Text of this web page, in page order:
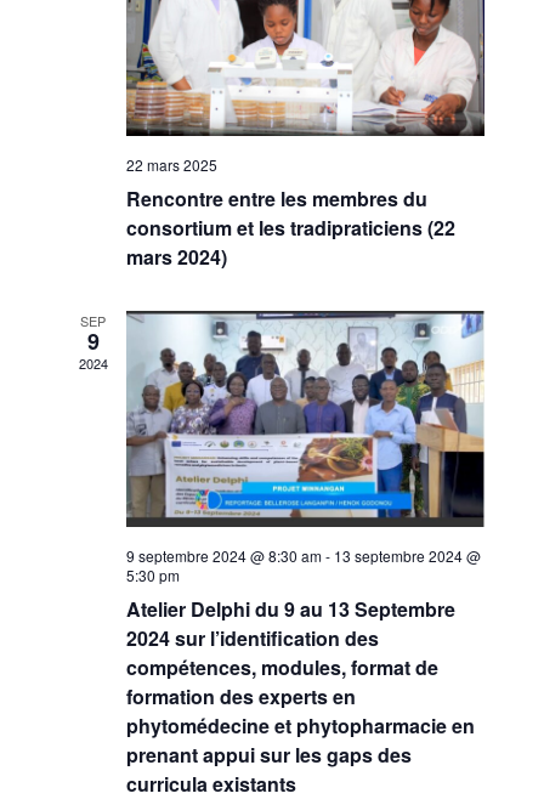
22 mars 2025
Rencontre entre les membres du
consortium et les tradipraticiens (22
mars 2024)
SEP
9
2024
9 septembre 2024 @ 8:30 am- 13 septembre 2024 @
5:30 pm
Atelier Delphi du 9 au 13 Septembre
2024 sur l’identification des
compétences, modules, format de
formation des experts en
phytomédecine et phytopharmacie en
prenant appui sur les gaps des
curricula existants